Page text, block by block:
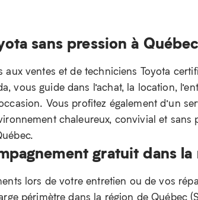
sans pression à Québec
aux ventes et de techniciens Toyota
vous guide dans l’achat, la location,
Vous profitez également d’un
chaleureux, convivial et
gratuit dans
lors de votre entretien ou de vos
périmètre dans la région de Québec